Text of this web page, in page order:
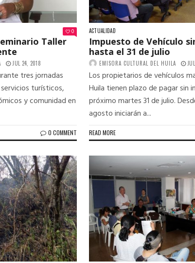
0
Taller
JUL 24, 2018
tres jornadas
turísticos,
y comunidad en
0 COMMENT
ACTUALIDAD
Impuesto de Vehículo
hasta el 31 de julio
EMISORA CULTURAL DEL HUILA
Los propietarios de vehículos
Huila tienen plazo de pagar sin
próximo martes 31 de julio.
agosto iniciarán a...
READ MORE